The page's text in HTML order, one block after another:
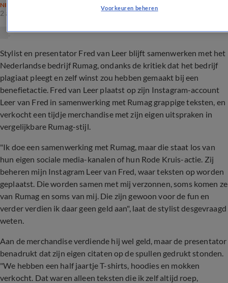
NIEUWS
2 apr 2020, 11:03
Stylist en presentator Fred van Leer blijft samenwerken met het
Nederlandse bedrijf Rumag, ondanks de kritiek dat het bedrijf
plagiaat pleegt en zelf winst zou hebben gemaakt bij een
benefietactie. Fred van Leer plaatst op zijn Instagram-account
Leer van Fred in samenwerking met Rumag grappige teksten, en
verkocht een tijdje merchandise met zijn eigen uitspraken in
vergelijkbare Rumag-stijl.
"Ik doe een samenwerking met Rumag, maar die staat los van
hun eigen sociale media-kanalen of hun Rode Kruis-actie. Zij
beheren mijn Instagram Leer van Fred, waar teksten op worden
geplaatst. Die worden samen met mij verzonnen, soms komen ze
van Rumag en soms van mij. Die zijn gewoon voor de fun en
verder verdien ik daar geen geld aan", laat de stylist desgevraagd
weten.
Aan de merchandise verdiende hij wel geld, maar de presentator
benadrukt dat zijn eigen citaten op de spullen gedrukt stonden.
"We hebben een half jaartje T-shirts, hoodies en mokken
verkocht. Dat waren alleen teksten die ik zelf altijd roep,
Voorkeuren beheren